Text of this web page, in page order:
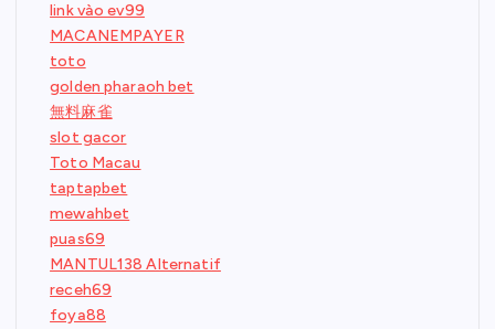
link vào ev99
MACANEMPAYER
toto
golden pharaoh bet
無料麻雀
slot gacor
Toto Macau
taptapbet
mewahbet
puas69
MANTUL138 Alternatif
receh69
foya88